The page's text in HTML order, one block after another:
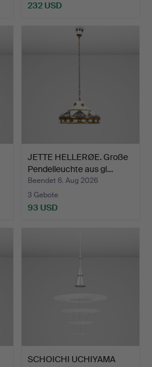
232 USD
JETTE HELLERØE. Große
Pendelleuchte aus gl…
Beendet 6. Aug 2026
3 Gebote
93 USD
SCHOICHI UCHIYAMA